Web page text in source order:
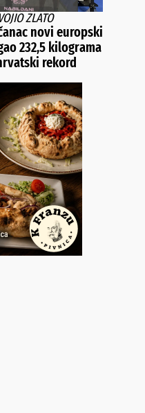
ZLATO
novi europski
232,5 kilograma
rekord